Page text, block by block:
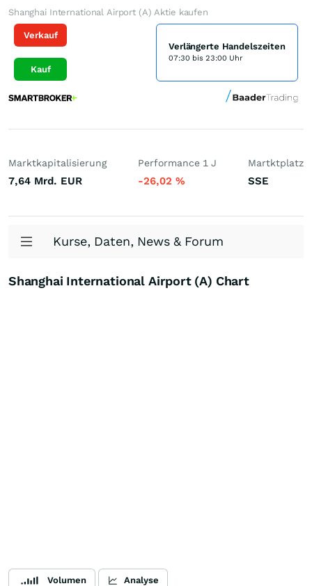
Shanghai International Airport (A) Aktie kaufen
Verkauf
Kauf
Verlängerte Handelszeiten
07:30 bis 23:00 Uhr
Marktkapitalisierung
7,64 Mrd. EUR
Performance 1 J
-26,02 %
Martktplatz
SSE
Kurse, Daten, News & Forum
Shanghai International Airport (A) Chart
Volumen Analyse